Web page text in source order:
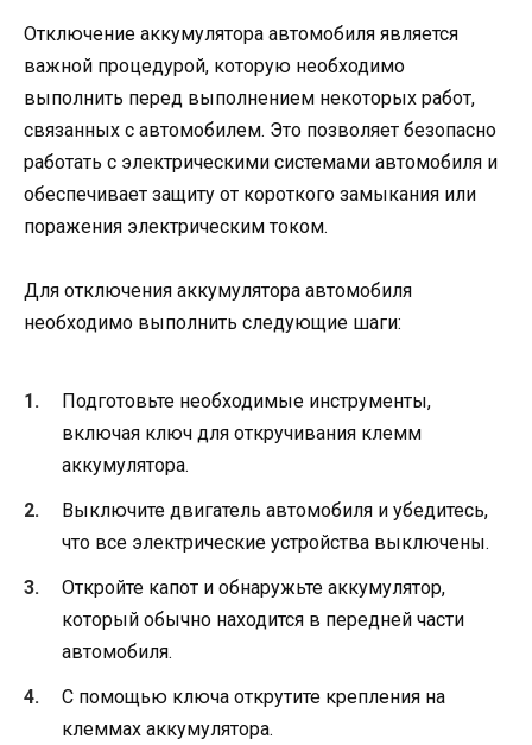
Отключение аккумулятора автомобиля является
важной процедурой, которую необходимо
выполнить перед выполнением некоторых работ,
связанных с автомобилем. Это позволяет безопасно
работать с электрическими системами автомобиля и
обеспечивает защиту от короткого замыкания или
поражения электрическим током.
Для отключения аккумулятора автомобиля
необходимо выполнить следующие шаги:
Подготовьте необходимые инструменты,
включая ключ для откручивания клемм
аккумулятора.
Выключите двигатель автомобиля и убедитесь,
что все электрические устройства выключены.
Откройте капот и обнаружьте аккумулятор,
который обычно находится в передней части
автомобиля.
С помощью ключа открутите крепления на
клеммах аккумулятора.